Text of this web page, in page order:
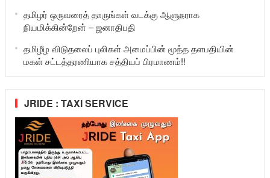
தமிழர் ஒருவரைத் தாருங்கள் வடக்கு ஆளுநராக
நியமிக்கின்றேன் – ஜனாதிபதி
தமிழீழ விடுதலைப் புலிகள் அமைப்பின் மூத்த தளபதியின்
மகள் சட்டத்தரணியாக சத்தியப் பிரமாணம்!!
JRIDE : TAXI SERVICE